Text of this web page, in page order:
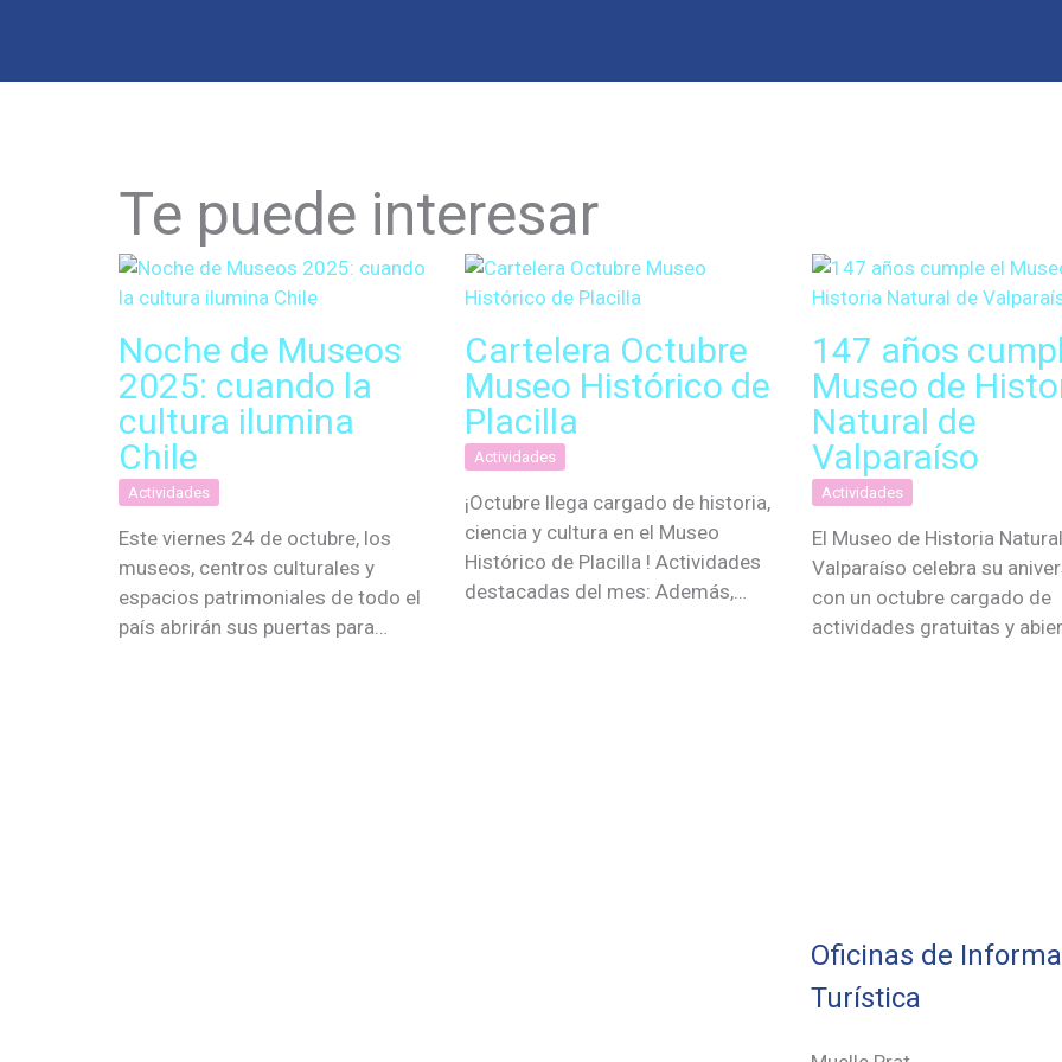
Te puede interesar
Noche de Museos
2025: cuando la
cultura ilumina
Chile
Actividades
Este viernes 24 de octubre, los
museos, centros culturales y
espacios patrimoniales de todo el
país abrirán sus puertas para…
Cartelera Octubre
Museo Histórico de
Placilla
Actividades
¡Octubre llega cargado de historia,
ciencia y cultura en el Museo
Histórico de Placilla ! Actividades
destacadas del mes: Además,…
147 años
Museo de
Natural de
Valparaíso
Actividades
El Museo de Historia
Valparaíso celebra su
con un octubre cargado de
actividades gratuitas y
Oficinas de
Turística